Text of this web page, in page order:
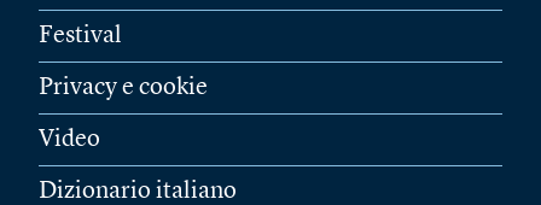
Festival
Privacy e cookie
Video
Dizionario italiano